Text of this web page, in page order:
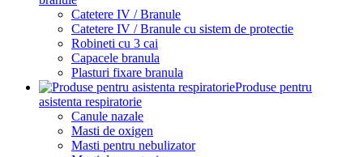
Catetere IV / Branule
Catetere IV / Branule cu sistem de protectie
Robineti cu 3 cai
Capacele branula
Plasturi fixare branula
Produse pentru
asistenta respiratorie
Canule nazale
Masti de oxigen
Masti pentru nebulizator